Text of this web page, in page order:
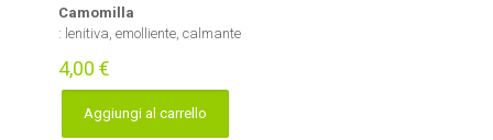
Camomilla
: lenitiva, emolliente, calmante
4,00 €
Aggiungi al carrello